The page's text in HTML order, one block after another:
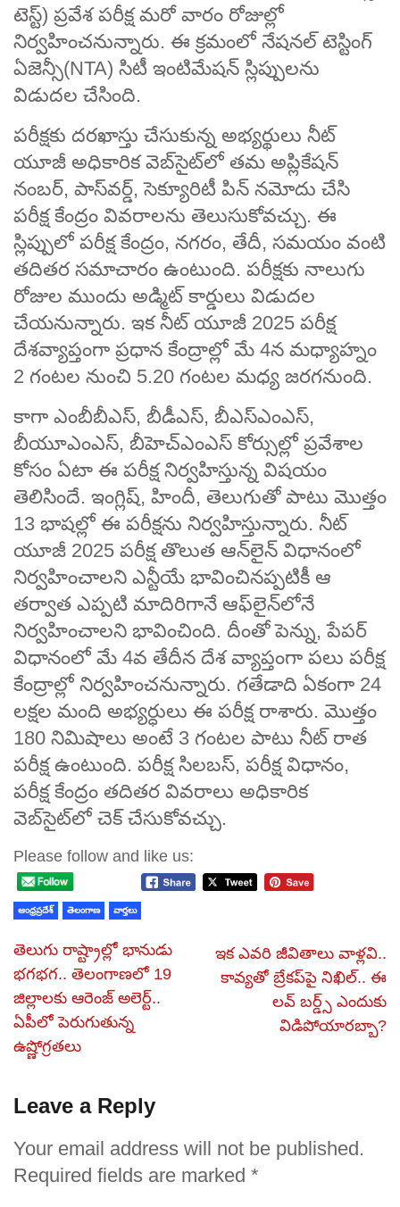
టెస్ట్‌) ప్రవేశ పరీక్ష మరో వారం రోజుల్లో
నిర్వహించనున్నారు. ఈ క్రమంలో నేషనల్‌ టెస్టింగ్
ఏజెన్సీ(NTA) సిటీ ఇంటిమేషన్‌ స్లిప్పులను
విడుదల చేసింది.
పరీక్షకు దరఖాస్తు చేసుకున్న అభ్యర్థులు నీట్‌
యూజీ అధికారిక వెబ్‌సైట్‌లో తమ అప్లికేషన్
నంబర్, పాస్‌వర్డ్‌, సెక్యూరిటీ పిన్‌ నమోదు చేసి
పరీక్ష కేంద్రం వివరాలను తెలుసుకోవచ్చు. ఈ
స్లిప్పులో పరీక్ష కేంద్రం, నగరం, తేదీ, సమయం వంటి
తదితర సమాచారం ఉంటుంది. పరీక్షకు నాలుగు
రోజుల ముందు అడ్మిట్‌ కార్డులు విడుదల
చేయనున్నారు. ఇక నీట్ యూజీ 2025 పరీక్ష
దేశవ్యాప్తంగా ప్రధాన కేంద్రాల్లో మే 4న మధ్యాహ్నం
2 గంటల నుంచి 5.20 గంటల మధ్య జరగనుంది.
కాగా ఎంబీబీఎస్‌, బీడీఎస్‌, బీఎస్‌ఎంఎస్‌,
బీయూఎంఎస్‌, బీహెచ్‌ఎంఎస్‌ కోర్సుల్లో ప్రవేశాల
కోసం ఏటా ఈ పరీక్ష నిర్వహిస్తున్న విషయం
తెలిసిందే. ఇంగ్లిష్‌, హిందీ, తెలుగుతో పాటు మొత్తం
13 భాషల్లో ఈ పరీక్షను నిర్వహిస్తున్నారు. నీట్‌
యూజీ 2025 పరీక్ష తొలుత ఆన్‌లైన్‌ విధానంలో
నిర్వహించాలని ఎన్టీయే భావించినప్పటికీ ఆ
తర్వాత ఎప్పటి మాదిరిగానే ఆఫ్‌లైన్‌లోనే
నిర్వహించాలని భావించింది. దీంతో పెన్ను, పేపర్‌
విధానంలో మే 4వ తేదీన దేశ వ్యాప్తంగా పలు పరీక్ష
కేంద్రాల్లో నిర్వహించనున్నారు. గతేడాది ఏకంగా 24
లక్షల మంది అభ్యర్ధులు ఈ పరీక్ష రాశారు. మొత్తం
180 నిమిషాలు అంటే 3 గంటల పాటు నీట్ రాత
పరీక్ష ఉంటుంది. పరీక్ష సిలబస్‌, పరీక్ష విధానం,
పరీక్ష కేంద్రం తదితర వివరాలు అధికారిక
వెబ్‌సైట్‌లో చెక్‌ చేసుకోవచ్చు.
Please follow and like us:
ఆంధ్రప్రదేశ్ తెలంగాణ వార్తలు
తెలుగు రాష్ట్రాల్లో భానుడు
భగభగ.. తెలంగాణలో 19
జిల్లాలకు ఆరెంజ్ అలెర్ట్..
ఏపీలో పెరుగుతున్న
ఉష్ణోగ్రతలు
ఇక ఎవరి జీవితాలు వాళ్లవి..
కావ్యతో బ్రేకప్‌పై నిఖిల్.. ఈ
లవ్ బర్డ్స్ ఎందుకు
విడిపోయారబ్బా?
Leave a Reply
Your email address will not be published.
Required fields are marked *